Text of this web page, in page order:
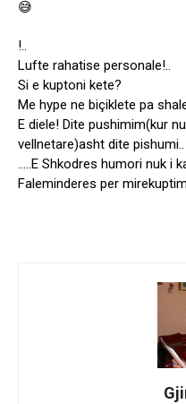
!..
Lufte rahatise personale!..
Si e kuptoni kete?
Me hype ne biçiklete pa
E diele! Dite pushimim(kur
vellnetare)asht dite pishumi..
…..E Shkodres humori nuk i
Faleminderes per